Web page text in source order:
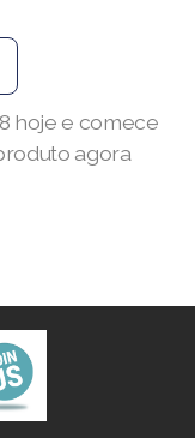
hoje e comece
agora